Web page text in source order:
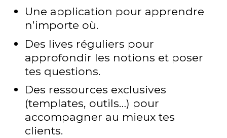
Une application pour apprendre
n’importe où.
Des lives réguliers pour
approfondir les notions et poser
tes questions.
Des ressources exclusives
(templates, outils…) pour
accompagner au mieux tes
clients.